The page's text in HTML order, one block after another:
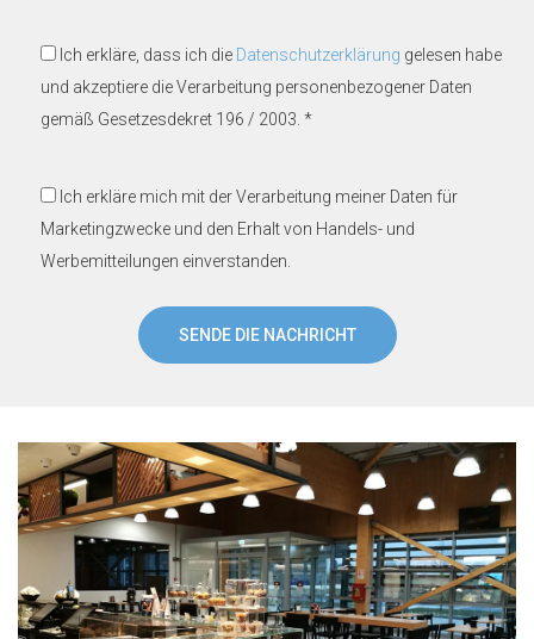
Ich erkläre, dass ich die Datenschutzerklärung gelesen habe
und akzeptiere die Verarbeitung personenbezogener Daten
gemäß Gesetzesdekret 196 / 2003. *
Ich erkläre mich mit der Verarbeitung meiner Daten für
Marketingzwecke und den Erhalt von Handels- und
Werbemitteilungen einverstanden.